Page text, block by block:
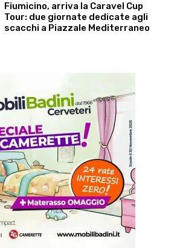
Fiumicino, arriva la Caravel Cup
Tour: due giornate dedicate agli
scacchi a Piazzale Mediterraneo